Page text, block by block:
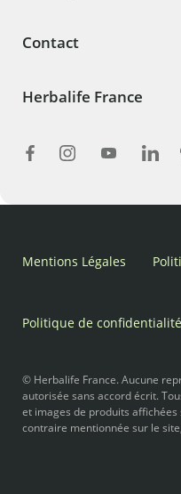
Contact
Herbalife France
Mentions Légales
Politique de confidentialité
© Herbalife France. Aucune
autorisée sans accord écrit.
et images de produits
contraire mentionnée sur le